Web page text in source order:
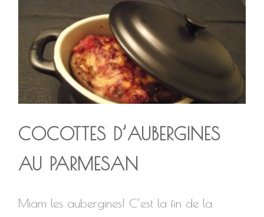
COCOTTES D’AUBERGINES
AU PARMESAN
Miam les aubergines! C’est la fin de la